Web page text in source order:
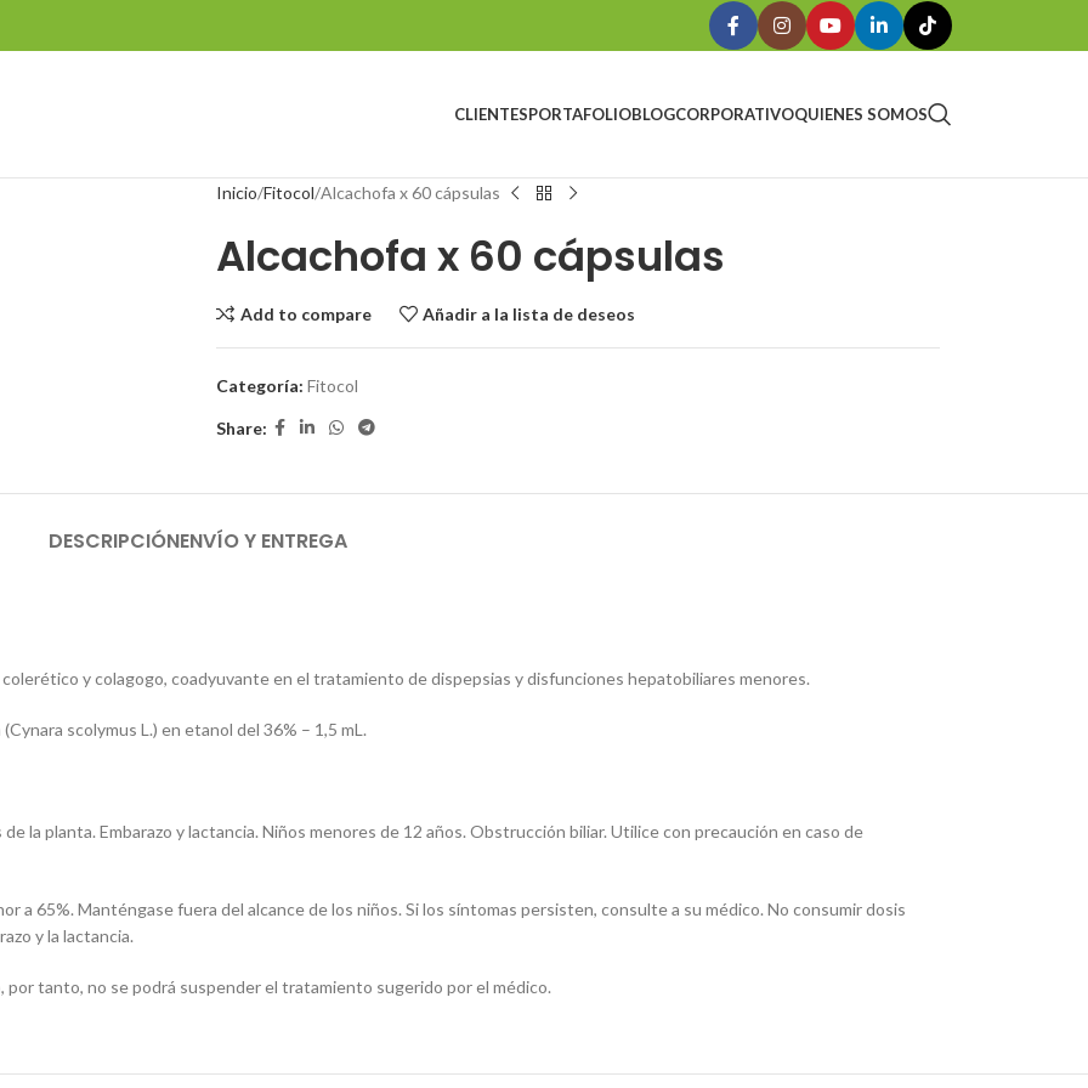
CLIENTESPORTAFOLIOBLOGCORPORATIVOQUIENES SOMOS
Inicio Fitocol Alcachofa x 60 cápsulas
Alcachofa x 60 cápsulas
Add to compare Añadir a la lista de deseos
Categoría: Fitocol
Share:
DESCRIPCIÓNENVÍO Y ENTREGA
y colagogo, coadyuvante en el tratamiento de dispepsias y disfunciones hepatobiliares menores.
scolymus L.) en etanol del 36% – 1,5 mL.
la planta. Embarazo y lactancia. Niños menores de 12 años. Obstrucción biliar. Utilice con precaución en caso de
a 65%. Manténgase fuera del alcance de los niños. Si los síntomas persisten, consulte a su médico. No consumir dosis
y la lactancia.
tanto, no se podrá suspender el tratamiento sugerido por el médico.